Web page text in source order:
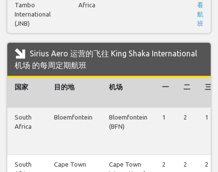
Tambo
International
(JNB)
Africa
看
航
班
Sirius Aero 运营的飞往 King Shaka International
机场 的每周定期航班
国家 目的地 机场 一 二 三
South
Africa
Bloemfontein
Bloemfontein
(BFN)
1 2 1
South
Cape Town
Cape Town
2 2 2